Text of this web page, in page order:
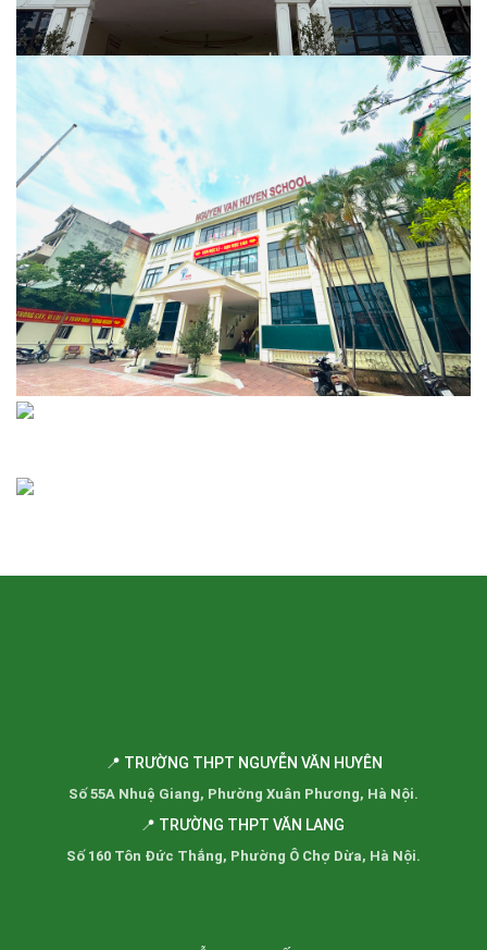
📍 TRƯỜNG THPT NGUYỄN VĂN HUYÊN
Số 55A Nhuệ Giang, Phường Xuân Phương, Hà Nội.
📍 TRƯỜNG THPT VĂN LANG
Số 160 Tôn Đức Thắng, Phường Ô Chợ Dừa, Hà Nội.